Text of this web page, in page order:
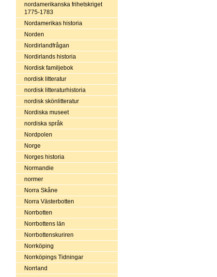
nordamerikanska frihetskriget
1775-1783
Nordamerikas historia
Norden
Nordirlandfrågan
Nordirlands historia
Nordisk familjebok
nordisk litteratur
nordisk litteraturhistoria
nordisk skönlitteratur
Nordiska museet
nordiska språk
Nordpolen
Norge
Norges historia
Normandie
normer
Norra Skåne
Norra Västerbotten
Norrbotten
Norrbottens län
Norrbottenskuriren
Norrköping
Norrköpings Tidningar
Norrland